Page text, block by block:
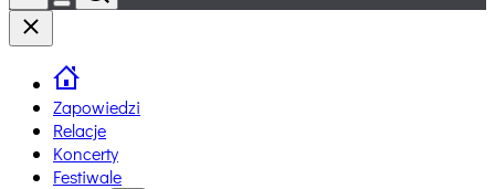
Switch
Close
Zapowiedzi
Relacje
Koncerty
Festiwale